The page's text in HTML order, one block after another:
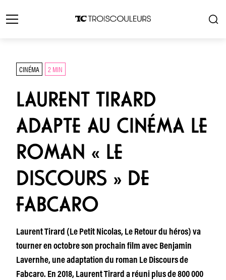
CINÉMA 2 MIN
LAURENT TIRARD
ADAPTE AU CINÉMA LE
ROMAN « LE
DISCOURS » DE
FABCARO
Laurent Tirard (Le Petit Nicolas, Le Retour du héros) va
tourner en octobre son prochain film avec Benjamin
Lavernhe, une adaptation du roman Le Discours de
Fabcaro. En 2018, Laurent Tirard a réuni plus de 800 000